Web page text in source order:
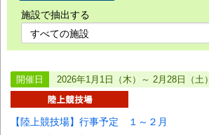
施設で抽出する
開催日 2026年1月1日（木）～ 2月28日（土）
【陸上競技場】行事予定 １～２月